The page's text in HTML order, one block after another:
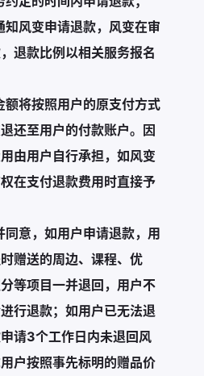
知风变申请退款，风变在审
退款比例以相关服务报名
额将按照用户的原支付方式
还至用户的付款账户。因
由用户自行承担，如风变
在支付退款费用时直接予
同意，如用户申请退款，用
赠送的周边、课程、优
等项目一并退回，用户不
行退款；如用户已无法退
请3个工作日内未退回风
户按照事先标明的赠品价